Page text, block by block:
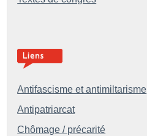
Antifascisme et antimiltarisme
Antipatriarcat
Chômage / précarité